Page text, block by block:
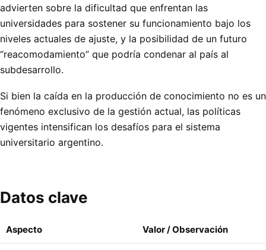
advierten sobre la dificultad que enfrentan las
universidades para sostener su funcionamiento bajo los
niveles actuales de ajuste, y la posibilidad de un futuro
“reacomodamiento” que podría condenar al país al
subdesarrollo.
Si bien la caída en la producción de conocimiento no es un
fenómeno exclusivo de la gestión actual, las políticas
vigentes intensifican los desafíos para el sistema
universitario argentino.
Datos clave
Aspecto Valor / Observación